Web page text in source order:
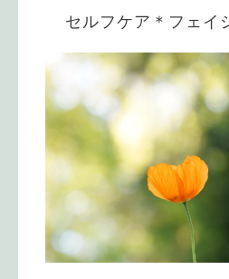
セルフケア＊フェイ